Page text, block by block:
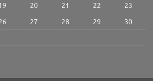
20 21 22
23
27 28 29
30